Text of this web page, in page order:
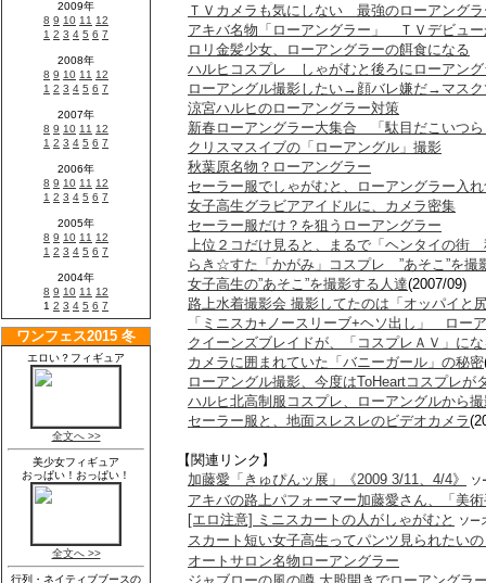
ＴＶカメラも気にしない 最強のローアング
アキバ名物「ローアングラー」 ＴＶデビュー
ロリ金髪少女、ローアングラーの餌食になる
ハルヒコスプレ しゃがむと後ろにローアング
ローアングル撮影したい→顔バレ嫌だ→マスク
涼宮ハルヒのローアングラー対策
新春ローアングラー大集合 「駄目だこいつら
クリスマスイブの「ローアングル」撮影
秋葉原名物？ローアングラー
セーラー服でしゃがむと、ローアングラー入
女子高生グラビアアイドルに、カメラ密集
セーラー服だけ？を狙うローアングラー
上位２コだけ見ると、まるで「ヘンタイの
らき☆すた「かがみ」コスプレ ”あそこ”を撮
女子高生の”あそこ”を撮影する人達(2007/09)
路上水着撮影会 撮影してたのは「オッパイと
「ミニスカ+ノースリーブ+ヘソ出し」 ロー
クイーンズブレイドが、「コスプレＡＶ」に
カメラに囲まれていた「バニーガール」の秘密
ローアングル撮影、今度はToHeartコスプレが
ハルヒ北高制服コスプレ、ローアングルから
セーラー服と、地面スレスレのビデオカメラ
【関連リンク】
加藤愛「きゅぴんッ展」《2009 3/11、4/4》
ソ
アキバの路上パフォーマー加藤愛さん、「美
[エロ注意] ミニスカートの人がしゃがむと
ソー
スカート短い女子高生ってパンツ見られたい
オートサロン名物ローアングラー